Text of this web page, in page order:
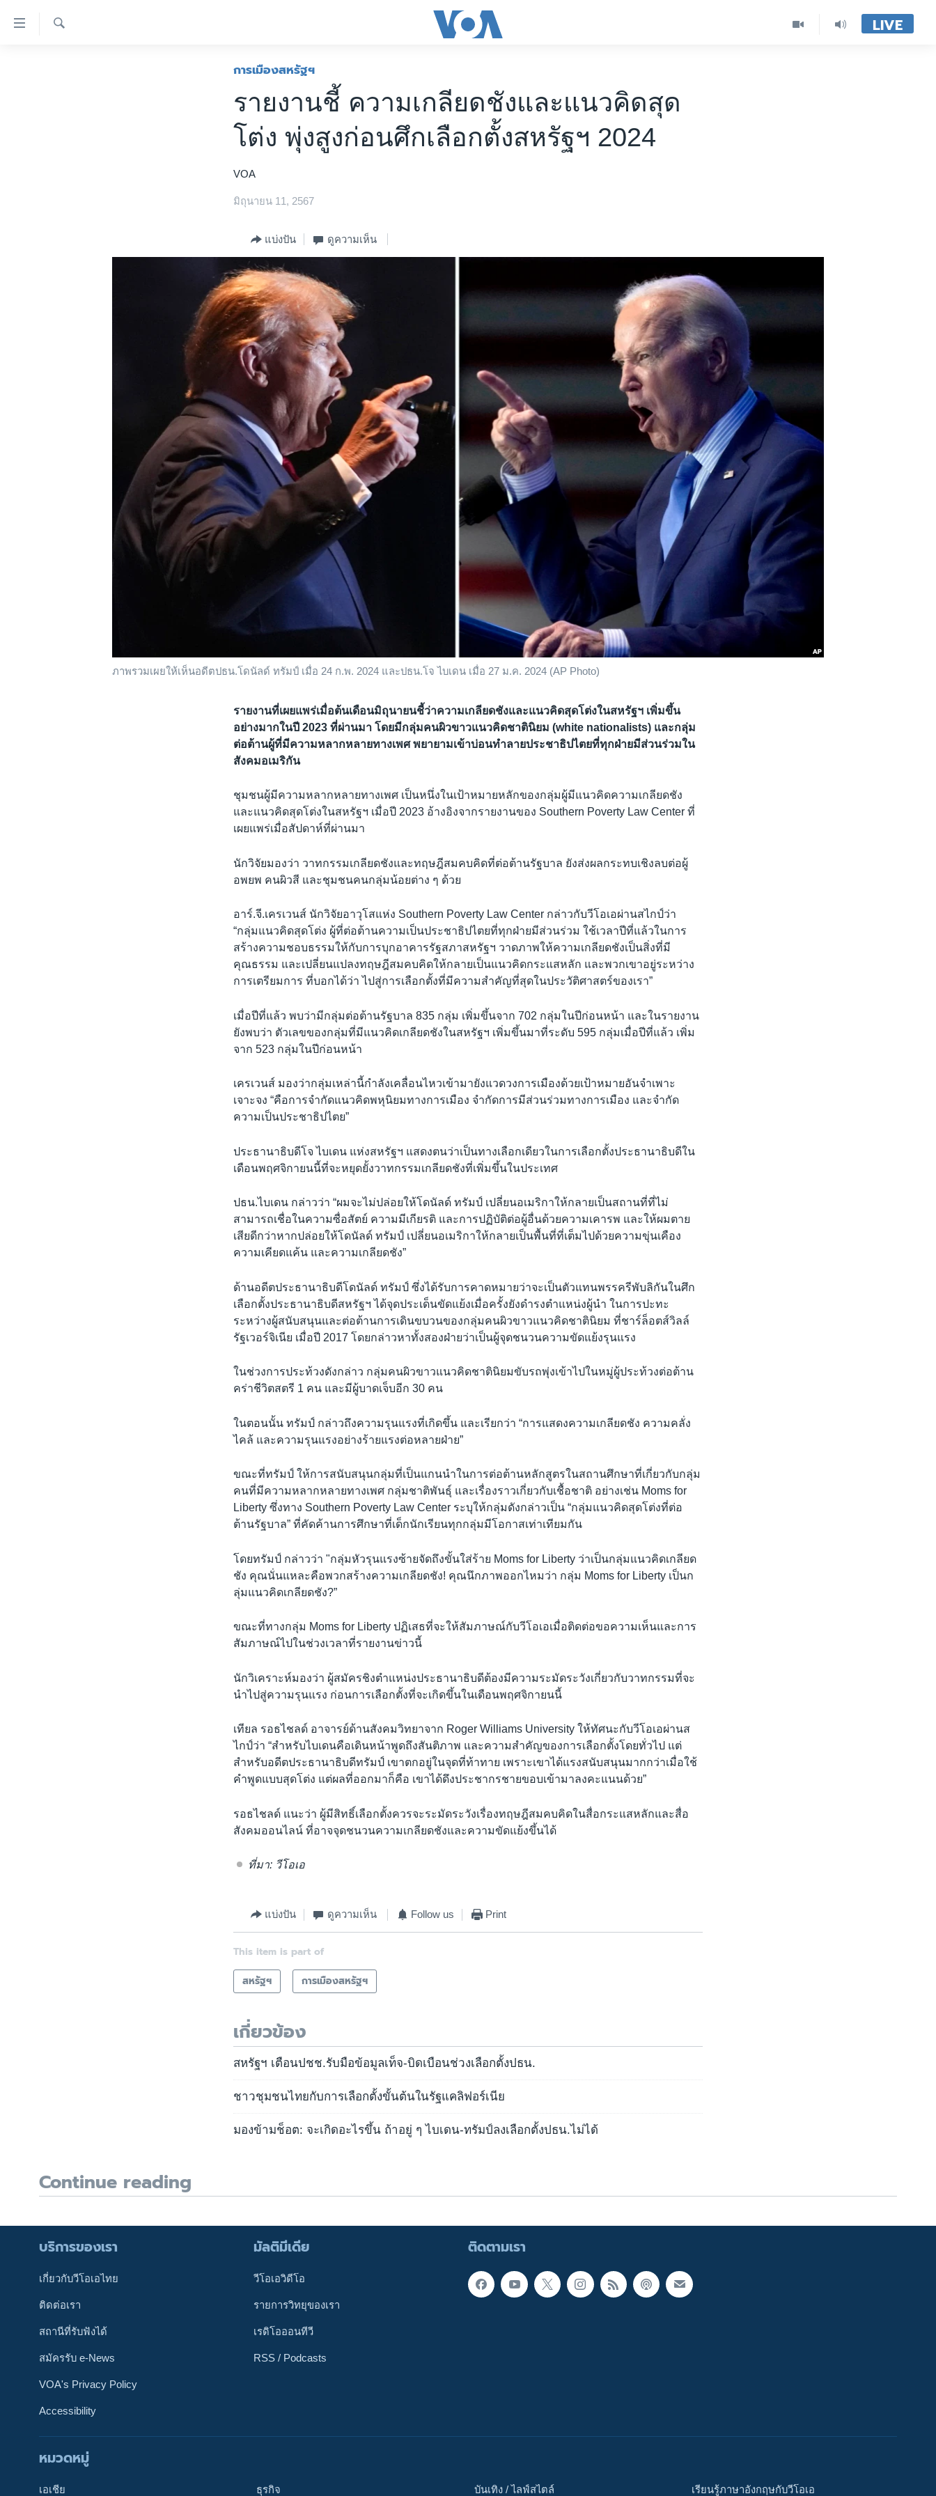
LIVE
การเมืองสหรัฐฯ
รายงานชี้ ความเกลียดชังและแนวคิดสุด
โต่ง พุ่งสูงก่อนศึกเลือกตั้งสหรัฐฯ 2024
VOA
มิถุนายน 11, 2567
แบ่งปัน ดูความเห็น
ภาพรวมเผยให้เห็นอดีตปธน.โดนัลด์ ทรัมป์ เมื่อ 24 ก.พ. 2024 และปธน.โจ ไบเดน เมื่อ 27 ม.ค. 2024 (AP Photo)
รายงานที่เผยแพร่เมื่อต้นเดือนมิถุนายนชี้ว่าความเกลียดชังและแนวคิดสุดโต่งในสหรัฐฯ เพิ่มขึ้น
อย่างมากในปี 2023 ที่ผ่านมา โดยมีกลุ่มคนผิวขาวแนวคิดชาตินิยม (white nationalists) และกลุ่ม
ต่อต้านผู้ที่มีความหลากหลายทางเพศ พยายามเข้าบ่อนทำลายประชาธิปไตยที่ทุกฝ่ายมีส่วนร่วมใน
สังคมอเมริกัน
ชุมชนผู้มีความหลากหลายทางเพศ เป็นหนึ่งในเป้าหมายหลักของกลุ่มผู้มีแนวคิดความเกลียดชัง
และแนวคิดสุดโต่งในสหรัฐฯ เมื่อปี 2023 อ้างอิงจากรายงานของ Southern Poverty Law Center ที่
เผยแพร่เมื่อสัปดาห์ที่ผ่านมา
นักวิจัยมองว่า วาทกรรมเกลียดชังและทฤษฎีสมคบคิดที่ต่อต้านรัฐบาล ยังส่งผลกระทบเชิงลบต่อผู้
อพยพ คนผิวสี และชุมชนคนกลุ่มน้อยต่าง ๆ ด้วย
อาร์.จี.เครเวนส์ นักวิจัยอาวุโสแห่ง Southern Poverty Law Center กล่าวกับวีโอเอผ่านสไกป์ว่า
“กลุ่มแนวคิดสุดโต่ง ผู้ที่ต่อต้านความเป็นประชาธิปไตยที่ทุกฝ่ายมีส่วนร่วม ใช้เวลาปีที่แล้วในการ
สร้างความชอบธรรมให้กับการบุกอาคารรัฐสภาสหรัฐฯ วาดภาพให้ความเกลียดชังเป็นสิ่งที่มี
คุณธรรม และเปลี่ยนแปลงทฤษฎีสมคบคิดให้กลายเป็นแนวคิดกระแสหลัก และพวกเขาอยู่ระหว่าง
การเตรียมการ ที่บอกได้ว่า ไปสู่การเลือกตั้งที่มีความสำคัญที่สุดในประวัติศาสตร์ของเรา”
เมื่อปีที่แล้ว พบว่ามีกลุ่มต่อต้านรัฐบาล 835 กลุ่ม เพิ่มขึ้นจาก 702 กลุ่มในปีก่อนหน้า และในรายงาน
ยังพบว่า ตัวเลขของกลุ่มที่มีแนวคิดเกลียดชังในสหรัฐฯ เพิ่มขึ้นมาที่ระดับ 595 กลุ่มเมื่อปีที่แล้ว เพิ่ม
จาก 523 กลุ่มในปีก่อนหน้า
เครเวนส์ มองว่ากลุ่มเหล่านี้กำลังเคลื่อนไหวเข้ามายังแวดวงการเมืองด้วยเป้าหมายอันจำเพาะ
เจาะจง “คือการจำกัดแนวคิดพหุนิยมทางการเมือง จำกัดการมีส่วนร่วมทางการเมือง และจำกัด
ความเป็นประชาธิปไตย”
ประธานาธิบดีโจ ไบเดน แห่งสหรัฐฯ แสดงตนว่าเป็นทางเลือกเดียวในการเลือกตั้งประธานาธิบดีใน
เดือนพฤศจิกายนนี้ที่จะหยุดยั้งวาทกรรมเกลียดชังที่เพิ่มขึ้นในประเทศ
ปธน.ไบเดน กล่าวว่า “ผมจะไม่ปล่อยให้โดนัลด์ ทรัมป์ เปลี่ยนอเมริกาให้กลายเป็นสถานที่ที่ไม่
สามารถเชื่อในความซื่อสัตย์ ความมีเกียรติ และการปฏิบัติต่อผู้อื่นด้วยความเคารพ และให้ผมตาย
เสียดีกว่าหากปล่อยให้โดนัลด์ ทรัมป์ เปลี่ยนอเมริกาให้กลายเป็นพื้นที่ที่เต็มไปด้วยความขุ่นเคือง
ความเคียดแค้น และความเกลียดชัง”
ด้านอดีตประธานาธิบดีโดนัลด์ ทรัมป์ ซึ่งได้รับการคาดหมายว่าจะเป็นตัวแทนพรรครีพับลิกันในศึก
เลือกตั้งประธานาธิบดีสหรัฐฯ ได้จุดประเด็นขัดแย้งเมื่อครั้งยังดำรงตำแหน่งผู้นำ ในการปะทะ
ระหว่างผู้สนับสนุนและต่อต้านการเดินขบวนของกลุ่มคนผิวขาวแนวคิดชาตินิยม ที่ชาร์ล็อตส์วิลล์
รัฐเวอร์จิเนีย เมื่อปี 2017 โดยกล่าวหาทั้งสองฝ่ายว่าเป็นผู้จุดชนวนความขัดแย้งรุนแรง
ในช่วงการประท้วงดังกล่าว กลุ่มคนผิวขาวแนวคิดชาตินิยมขับรถพุ่งเข้าไปในหมู่ผู้ประท้วงต่อต้าน
คร่าชีวิตสตรี 1 คน และมีผู้บาดเจ็บอีก 30 คน
ในตอนนั้น ทรัมป์ กล่าวถึงความรุนแรงที่เกิดขึ้น และเรียกว่า “การแสดงความเกลียดชัง ความคลั่ง
ไคล้ และความรุนแรงอย่างร้ายแรงต่อหลายฝ่าย”
ขณะที่ทรัมป์ ให้การสนับสนุนกลุ่มที่เป็นแกนนำในการต่อต้านหลักสูตรในสถานศึกษาที่เกี่ยวกับกลุ่ม
คนที่มีความหลากหลายทางเพศ กลุ่มชาติพันธุ์ และเรื่องราวเกี่ยวกับเชื้อชาติ อย่างเช่น Moms for
Liberty ซึ่งทาง Southern Poverty Law Center ระบุให้กลุ่มดังกล่าวเป็น “กลุ่มแนวคิดสุดโต่งที่ต่อ
ต้านรัฐบาล” ที่คัดค้านการศึกษาที่เด็กนักเรียนทุกกลุ่มมีโอกาสเท่าเทียมกัน
โดยทรัมป์ กล่าวว่า "กลุ่มหัวรุนแรงซ้ายจัดถึงขั้นใส่ร้าย Moms for Liberty ว่าเป็นกลุ่มแนวคิดเกลียด
ชัง คุณนั่นแหละคือพวกสร้างความเกลียดชัง! คุณนึกภาพออกไหมว่า กลุ่ม Moms for Liberty เป็นก
ลุ่มแนวคิดเกลียดชัง?”
ขณะที่ทางกลุ่ม Moms for Liberty ปฏิเสธที่จะให้สัมภาษณ์กับวีโอเอเมื่อติดต่อขอความเห็นและการ
สัมภาษณ์ไปในช่วงเวลาที่รายงานข่าวนี้
นักวิเคราะห์มองว่า ผู้สมัครชิงตำแหน่งประธานาธิบดีต้องมีความระมัดระวังเกี่ยวกับวาทกรรมที่จะ
นำไปสู่ความรุนแรง ก่อนการเลือกตั้งที่จะเกิดขึ้นในเดือนพฤศจิกายนนี้
เทียล รอธไชลด์ อาจารย์ด้านสังคมวิทยาจาก Roger Williams University ให้ทัศนะกับวีโอเอผ่านส
ไกป์ว่า “สำหรับไบเดนคือเดินหน้าพูดถึงสันติภาพ และความสำคัญของการเลือกตั้งโดยทั่วไป แต่
สำหรับอดีตประธานาธิบดีทรัมป์ เขาตกอยู่ในจุดที่ท้าทาย เพราะเขาได้แรงสนับสนุนมากกว่าเมื่อใช้
คำพูดแบบสุดโต่ง แต่ผลที่ออกมาก็คือ เขาได้ดึงประชากรชายขอบเข้ามาลงคะแนนด้วย”
รอธไชลด์ แนะว่า ผู้มีสิทธิ์เลือกตั้งควรจะระมัดระวังเรื่องทฤษฎีสมคบคิดในสื่อกระแสหลักและสื่อ
สังคมออนไลน์ ที่อาจจุดชนวนความเกลียดชังและความขัดแย้งขึ้นได้
ที่มา: วีโอเอ
แบ่งปัน ดูความเห็น Follow us Print
This item is part of
สหรัฐฯ
การเมืองสหรัฐฯ
เกี่ยวข้อง
สหรัฐฯ เตือนปชช.รับมือข้อมูลเท็จ-บิดเบือนช่วงเลือกตั้งปธน.
ชาวชุมชนไทยกับการเลือกตั้งขั้นต้นในรัฐแคลิฟอร์เนีย
มองข้ามช็อต: จะเกิดอะไรขึ้น ถ้าอยู่ ๆ ไบเดน-ทรัมป์ลงเลือกตั้งปธน.ไม่ได้
Continue reading
ติดตามเรา
บริการของเรา
เกี่ยวกับวีโอเอไทย
ติดต่อเรา
สถานีที่รับฟังได้
สมัครรับ e-News
VOA's Privacy Policy
Accessibility
มัลติมีเดีย
วีโอเอวิดีโอ
รายการวิทยุของเรา
เรดิโอออนทีวี
RSS / Podcasts
หมวดหมู่
เอเชีย ธุรกิจ บันเทิง / ไลฟ์สไตล์ เรียนรู้ภาษาอังกฤษกับวีโอเอ